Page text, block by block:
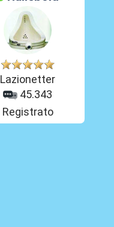
Lazionetter
45.343
Registrato